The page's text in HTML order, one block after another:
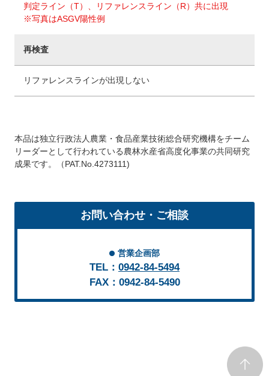
判定ライン（T）、リファレンスライン（R）共に出現
※写真はASGV陽性例
再検査
リファレンスラインが出現しない
本品は独立行政法人農業・食品産業技術総合研究機構をチーム
リーダーとして行われている農林水産省高度化事業の共同研究
成果です。（PAT.No.4273111)
お問い合わせ・ご相談
営業企画部
TEL： 0942-84-5494
FAX：0942-84-5490